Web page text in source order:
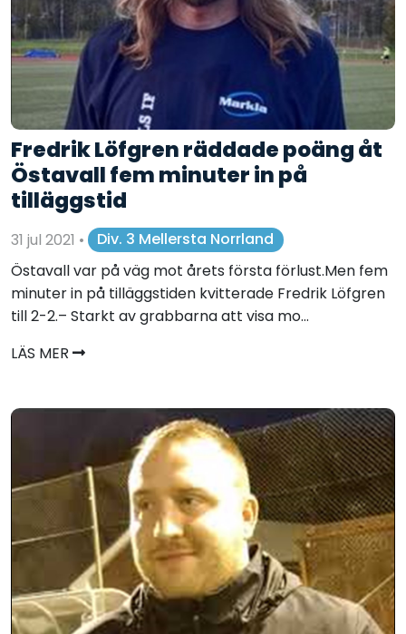
Fredrik Löfgren räddade poäng åt
Östavall fem minuter in på
tilläggstid
31 jul 2021 •
Div. 3 Mellersta Norrland
Östavall var på väg mot årets första förlust.Men fem
minuter in på tilläggstiden kvitterade Fredrik Löfgren
till 2-2.– Starkt av grabbarna att visa mo...
LÄS MER